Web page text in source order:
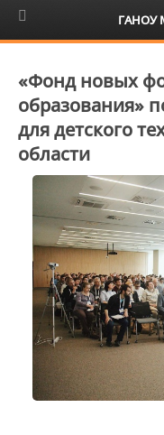
6+
«Фонд новых
образования»
для детского
области
ГАНОУ